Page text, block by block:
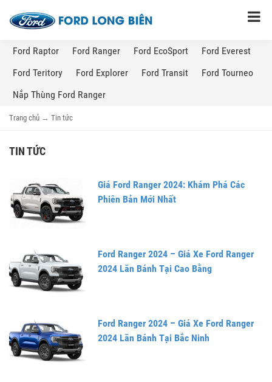
Ford Raptor Ford Ranger Ford EcoSport
Ford Everest
Ford Teritory
Ford Explorer Ford Transit
Ford Tourneo
Nắp Thùng Ford Ranger
Trang chủ → Tin tức
TIN TỨC
Giá Ford Ranger 2024: Khám Phá Các
Phiên Bản Mới Nhất
Ford Ranger 2024 – Giá Xe Ford Ranger
2024 Lăn Bánh Tại Cao Bằng
Ford Ranger 2024 – Giá Xe Ford Ranger
2024 Lăn Bánh Tại Bắc Ninh